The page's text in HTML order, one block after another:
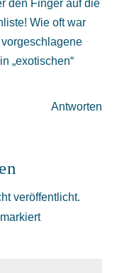
den Finger auf die
Wie oft war
„exotischen“
Antworten
veröffentlicht.